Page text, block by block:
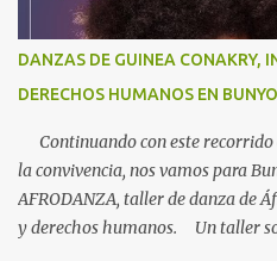
DANZAS DE GUINEA CONAKRY,
DERECHOS HUMANOS EN
Continuando con este recorrido
la convivencia, nos vamos para
AFRODANZA, taller de danza de
y derechos humanos. Un taller